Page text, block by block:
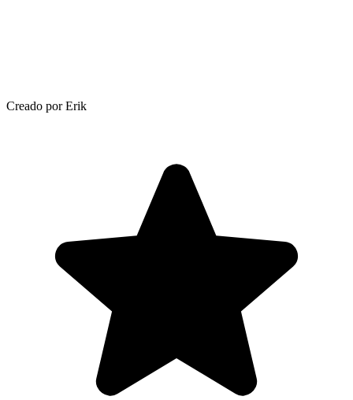
Creado por Erik